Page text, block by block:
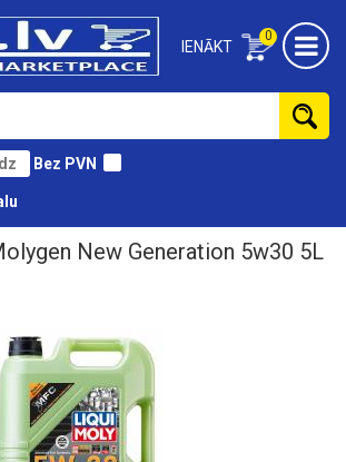
0
IENĀKT
Bez PVN
New Generation 5w30 5L